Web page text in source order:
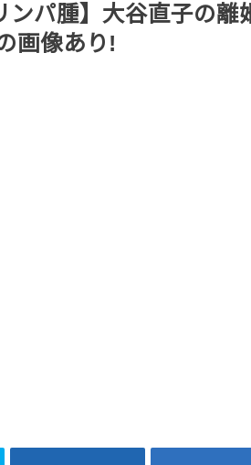
ンパ腫】大谷直子の
画像あり!